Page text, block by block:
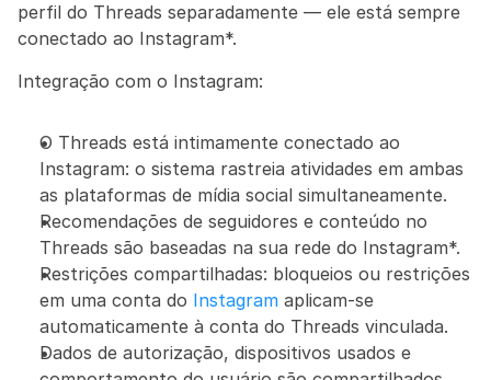
perfil do Threads separadamente — ele está sempre
conectado ao Instagram*.
Integração com o Instagram:
O Threads está intimamente conectado ao
Instagram: o sistema rastreia atividades em ambas
as plataformas de mídia social simultaneamente.
Recomendações de seguidores e conteúdo no
Threads são baseadas na sua rede do Instagram*.
Restrições compartilhadas: bloqueios ou restrições
em uma conta do Instagram aplicam-se
automaticamente à conta do Threads vinculada.
Dados de autorização, dispositivos usados e